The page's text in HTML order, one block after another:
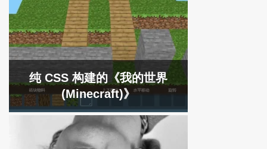
纯 CSS 构建的《我的世界
(Minecraft)》